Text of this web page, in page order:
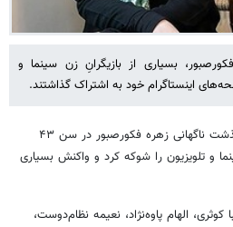
بسیاری از بازیگرانِ زن سینما و
اینستاگرام خود به اشتراک گذاشتند.
، درگذشت ناگهانی زهره فکورصبور در سن ۴۳
و تلویزیون را شوکه کرد و واکنش بسیاری
الهام پاوه‌نژاد، نعیمه نظام‌دوست،